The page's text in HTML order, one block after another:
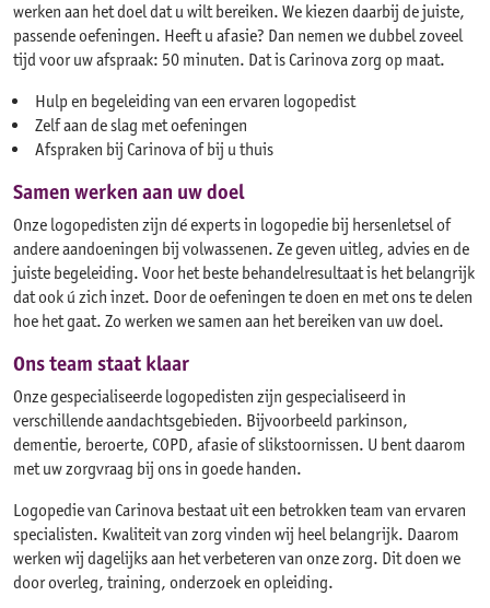
werken aan het doel dat u wilt bereiken. We kiezen daarbij de juiste,
passende oefeningen. Heeft u afasie? Dan nemen we dubbel zoveel
tijd voor uw afspraak: 50 minuten. Dat is Carinova zorg op maat.
Hulp en begeleiding van een ervaren logopedist
Zelf aan de slag met oefeningen
Afspraken bij Carinova of bij u thuis
Samen werken aan uw doel
Onze logopedisten zijn dé experts in logopedie bij hersenletsel of
andere aandoeningen bij volwassenen. Ze geven uitleg, advies en de
juiste begeleiding. Voor het beste behandelresultaat is het belangrijk
dat ook ú zich inzet. Door de oefeningen te doen en met ons te delen
hoe het gaat. Zo werken we samen aan het bereiken van uw doel.
Ons team staat klaar
Onze gespecialiseerde logopedisten zijn gespecialiseerd in
verschillende aandachtsgebieden. Bijvoorbeeld parkinson,
dementie, beroerte, COPD, afasie of slikstoornissen. U bent daarom
met uw zorgvraag bij ons in goede handen.
Logopedie van Carinova bestaat uit een betrokken team van ervaren
specialisten. Kwaliteit van zorg vinden wij heel belangrijk. Daarom
werken wij dagelijks aan het verbeteren van onze zorg. Dit doen we
door overleg, training, onderzoek en opleiding.